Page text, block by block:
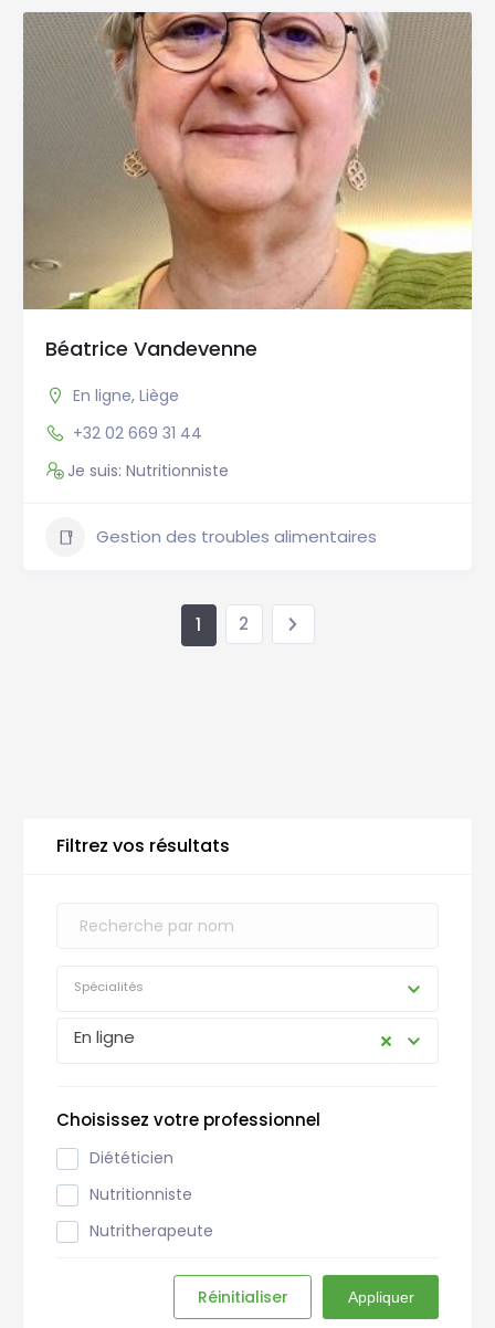
Béatrice Vandevenne
En ligne, Liège
+32 02 669 31 44
Je suis: Nutritionniste
Gestion des troubles alimentaires
1 2
Filtrez vos résultats
Spécialités
En ligne
Choisissez votre professionnel
Diététicien
Nutritionniste
Nutritherapeute
Réinitialiser Appliquer